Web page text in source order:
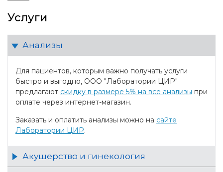
Услуги
Анализы
Для пациентов, которым важно получать услуги
быстро и выгодно, ООО "Лаборатории ЦИР"
предлагают скидку в размере 5% на все анализы при
оплате через интернет-магазин.
Заказать и оплатить анализы можно на сайте
Лаборатории ЦИР.
Акушерство и гинекология